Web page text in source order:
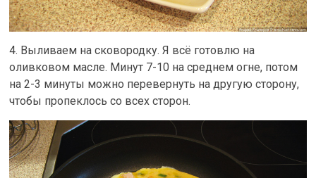
4. Выливаем на сковородку. Я всё готовлю на
оливковом масле. Минут 7-10 на среднем огне, потом
на 2-3 минуты можно перевернуть на другую сторону,
чтобы пропеклось со всех сторон.